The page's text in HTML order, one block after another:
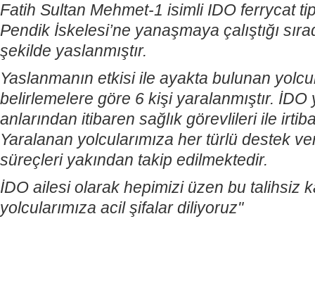
Fatih Sultan Mehmet-1 isimli IDO ferrycat
Pendik İskelesi’ne yanaşmaya çalıştığı
şekilde yaslanmıştır.
Yaslanmanın etkisi ile ayakta bulunan
belirlemelere göre 6 kişi yaralanmıştır. İDO
anlarından itibaren sağlık görevlileri ile
Yaralanan yolcularımıza her türlü destek
süreçleri yakından takip edilmektedir.
İDO ailesi olarak hepimizi üzen bu talihsiz
yolcularımıza acil şifalar diliyoruz"